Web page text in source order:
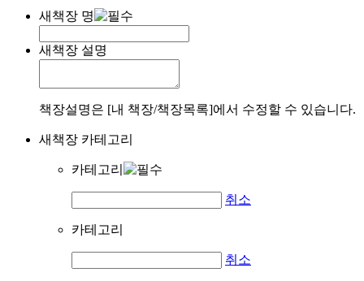
새책장 명
새책장 설명
책장설명은 [내 책장/책장목록]에서 수정할 수 있습니다.
새책장 카테고리
카테고리
취소
카테고리
취소